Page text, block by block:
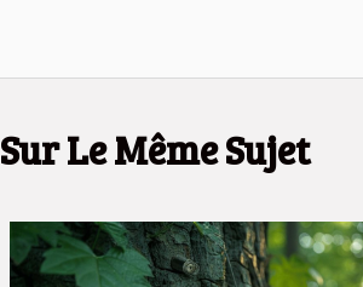
Sur Le Même Sujet